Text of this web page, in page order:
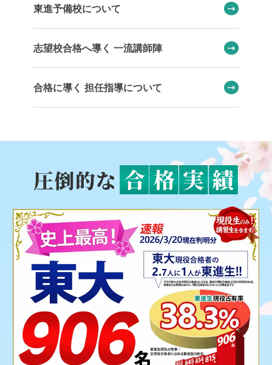
東進予備校について
志望校合格へ導く 一流講師陣
合格に導く 担任指導について